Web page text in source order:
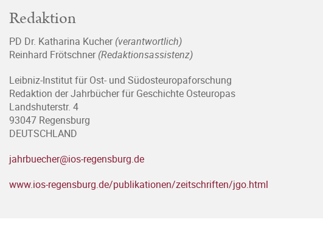
Redaktion
PD Dr. Katharina Kucher(verantwortlich)
Reinhard Frötschner(Redaktionsassistenz)
Leibniz-Institut für Ost- und Südosteuropaforschung
Redaktion der Jahrbücher für Geschichte Osteuropas
Landshuterstr. 4
93047 Regensburg
DEUTSCHLAND
jahrbuecher@ios-regensburg.de
www.ios-regensburg.de/publikationen/zeitschriften/jgo.html